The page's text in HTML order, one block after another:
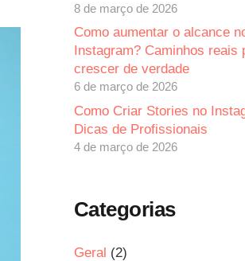
8 de março de 2026
Como aumentar o alcance
Instagram? Caminhos reais
crescer de verdade
6 de março de 2026
Como Criar Stories no
Dicas de Profissionais
4 de março de 2026
Categorias
Geral (2)